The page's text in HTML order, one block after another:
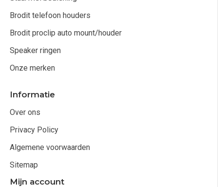
Brodit telefoon houders
Brodit proclip auto mount/houder
Speaker ringen
Onze merken
Informatie
Over ons
Privacy Policy
Algemene voorwaarden
Sitemap
Mijn account